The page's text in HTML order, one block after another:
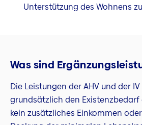
Unterstützung des Wohnens
Was sind
Die Leistungen der AHV und der
grundsätzlich den Existenzbedarf
kein zusätzliches Einkommen